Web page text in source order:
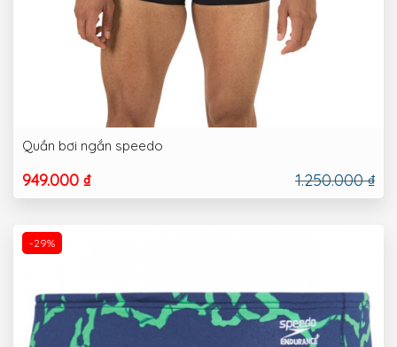
Quần bơi ngắn speedo
949.000 ₫ 1.250.000 ₫
-29%